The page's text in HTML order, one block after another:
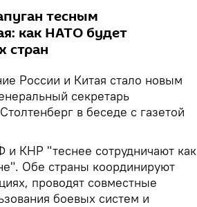
тесным
как НАТО будет
стран
России и Китая стало новым
секретарь
в беседе с газетой
КНР "теснее сотрудничают как
Обе страны координируют
проводят совместные
боевых систем и